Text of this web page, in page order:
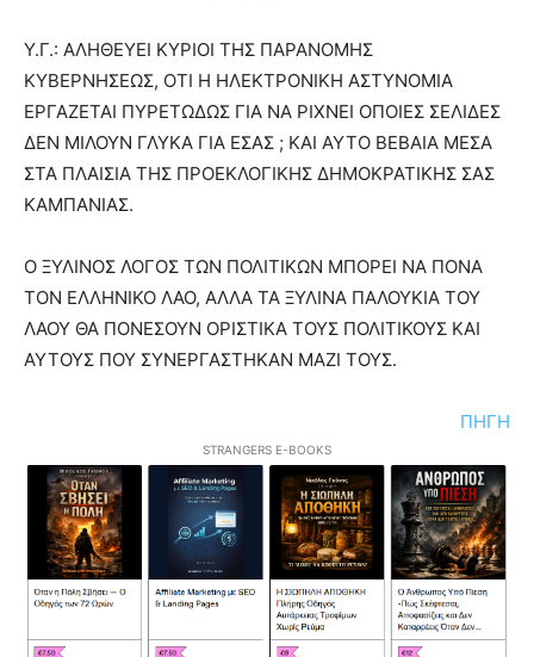
Υ.Γ.: ΑΛΗΘΕΥΕΙ ΚΥΡΙΟΙ ΤΗΣ ΠΑΡΑΝΟΜΗΣ
ΚΥΒΕΡΝΗΣΕΩΣ, ΟΤΙ Η ΗΛΕΚΤΡΟΝΙΚΗ ΑΣΤΥΝΟΜΙΑ
ΕΡΓΑΖΕΤΑΙ ΠΥΡΕΤΩΔΩΣ ΓΙΑ ΝΑ ΡΙΧΝΕΙ ΟΠΟΙΕΣ ΣΕΛΙΔΕΣ
ΔΕΝ ΜΙΛΟΥΝ ΓΛΥΚΑ ΓΙΑ ΕΣΑΣ ; ΚΑΙ ΑΥΤΟ ΒΕΒΑΙΑ ΜΕΣΑ
ΣΤΑ ΠΛΑΙΣΙΑ ΤΗΣ ΠΡΟΕΚΛΟΓΙΚΗΣ ΔΗΜΟΚΡΑΤΙΚΗΣ ΣΑΣ
ΚΑΜΠΑΝΙΑΣ.
Ο ΞΥΛΙΝΟΣ ΛΟΓΟΣ ΤΩΝ ΠΟΛΙΤΙΚΩΝ ΜΠΟΡΕΙ ΝΑ ΠΟΝΑ
ΤΟΝ ΕΛΛΗΝΙΚΟ ΛΑΟ, ΑΛΛΑ ΤΑ ΞΥΛΙΝΑ ΠΑΛΟΥΚΙΑ ΤΟΥ
ΛΑΟΥ ΘΑ ΠΟΝΕΣΟΥΝ ΟΡΙΣΤΙΚΑ ΤΟΥΣ ΠΟΛΙΤΙΚΟΥΣ ΚΑΙ
ΑΥΤΟΥΣ ΠΟΥ ΣΥΝΕΡΓΑΣΤΗΚΑΝ ΜΑΖΙ ΤΟΥΣ.
ΠΗΓΗ
STRANGERS E-BOOKS